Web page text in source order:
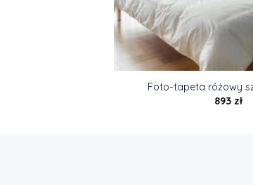
Foto-tapeta różowy
893 zł